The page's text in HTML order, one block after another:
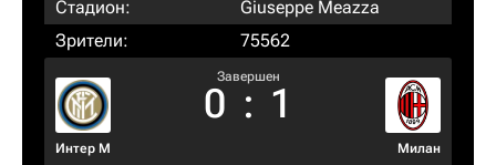
Стадион:
Giuseppe Meazza
Зрители:
75562
Интер М
Завершен
0 : 1
Милан